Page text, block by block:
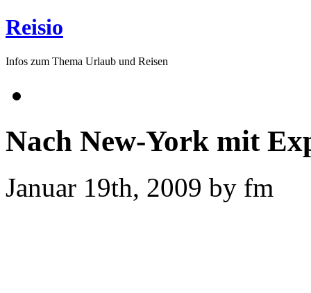
Reisio
Infos zum Thema Urlaub und Reisen
Nach New-York mit
Januar 19th, 2009 by fm